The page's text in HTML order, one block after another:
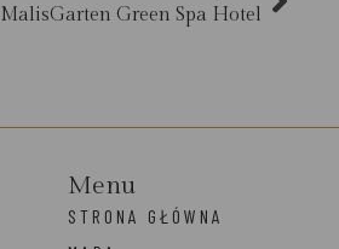
MalisGarten Green Spa Hotel
Menu
STRONA GŁÓWNA